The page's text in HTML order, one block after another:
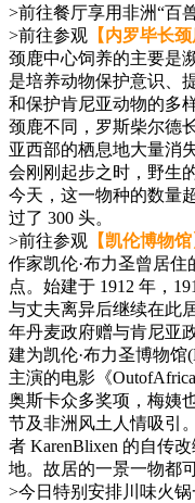
>前往餐厅享用非洲“百
>前往参观 【内罗毕长
颈鹿中心饲养的主要是
是培养动物保护意识、
和保护肯尼亚动物的多
颈鹿不同，罗斯柴尔德
亚西部的栖息地大量消
会刚刚起步之时，野生
今天，这一物种的数量
过了 300 头。
>前往参观 【凯伦博物馆
作家凯伦·布力圣曾居
点。始建于 1912 年，
与丈夫离异后继续在此
年丹麦政府赠与肯尼亚
建为凯伦·布力圣博物馆
主演的电影《
奥斯卡众多奖项，梅姨
节及非洲风土人情吸引
者 KarenBlixen 的自传
地。故居的一景一物都
>今日特别安排川味火